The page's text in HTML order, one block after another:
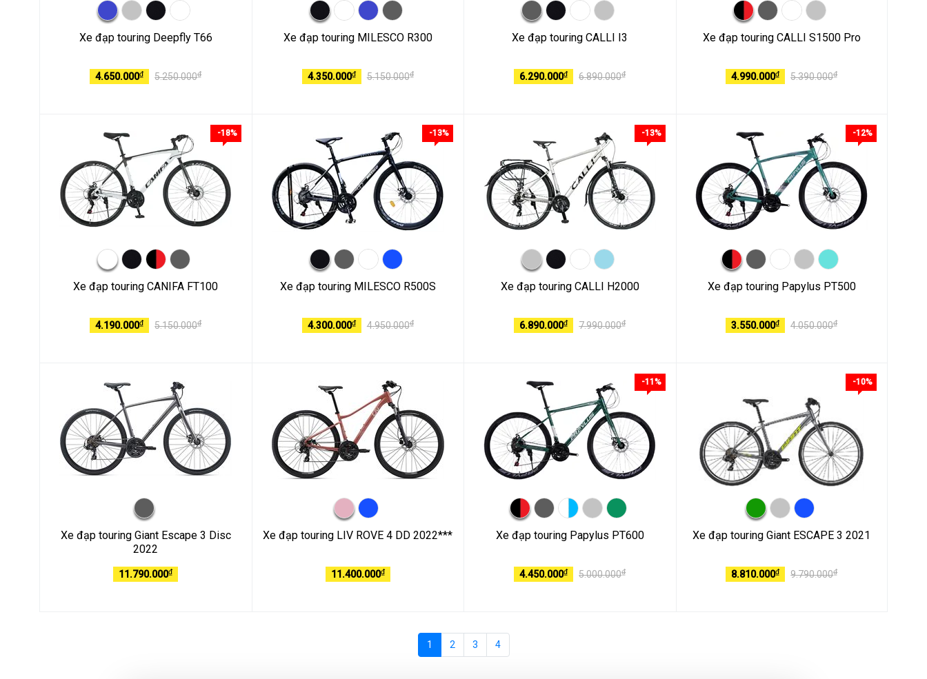
Xe đạp touring Deepfly T66
4.650.000₫ 5.250.000₫
Xe đạp touring MILESCO R300
4.350.000₫ 5.150.000₫
Xe đạp touring CALLI I3
6.290.000₫ 6.890.000₫
Xe đạp touring CALLI S1500 Pro
4.990.000₫ 5.390.000₫
-18%
Xe đạp touring CANIFA FT100
4.190.000₫ 5.150.000₫
-13%
Xe đạp touring MILESCO R500S
4.300.000₫ 4.950.000₫
-13%
Xe đạp touring CALLI H2000
6.890.000₫ 7.990.000₫
-12%
Xe đạp touring Papylus PT500
3.550.000₫ 4.050.000₫
Xe đạp touring Giant Escape 3 Disc
2022
11.790.000₫
Xe đạp touring LIV ROVE 4 DD 2022***
11.400.000₫
-11%
Xe đạp touring Papylus PT600
4.450.000₫ 5.000.000₫
-10%
Xe đạp touring Giant ESCAPE 3 2021
8.810.000₫ 9.790.000₫
1 2 3 4